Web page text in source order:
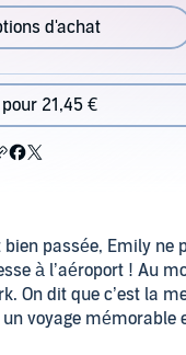
d'achat
21,45 €
passée, Emily
à l’aéroport ! Au
On dit que c’est la
voyage mémorable
plus jamais, alors